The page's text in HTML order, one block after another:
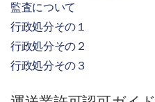
監査について
行政処分その１
行政処分その２
行政処分その３